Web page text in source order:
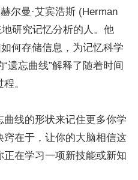
尔曼·艾宾浩斯 (Herman
研究记忆分析的人。他
何存储信息，为记忆科学
遗忘曲线”解释了随着时间
。
线的形状来记住更多你学
在于，让你的大脑相信这
在学习一项新技能或新知